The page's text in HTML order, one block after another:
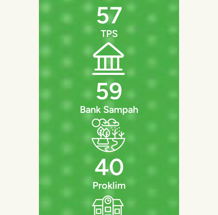
57
TPS
59
Bank Sampah
40
Proklim